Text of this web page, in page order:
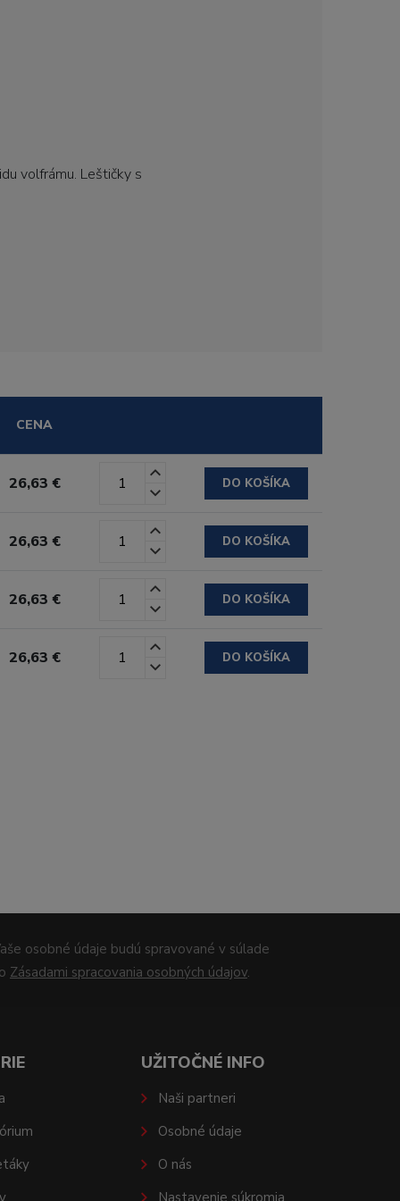
volfrámu. Leštičky s
CENA
26,63 € DO KOŠÍKA
26,63 € DO KOŠÍKA
26,63 € DO KOŠÍKA
26,63 € DO KOŠÍKA
osobné údaje budú spravované v súlade
Zásadami spracovania osobných údajov.
UŽITOČNÉ INFO
Naši partneri
Osobné údaje
O nás